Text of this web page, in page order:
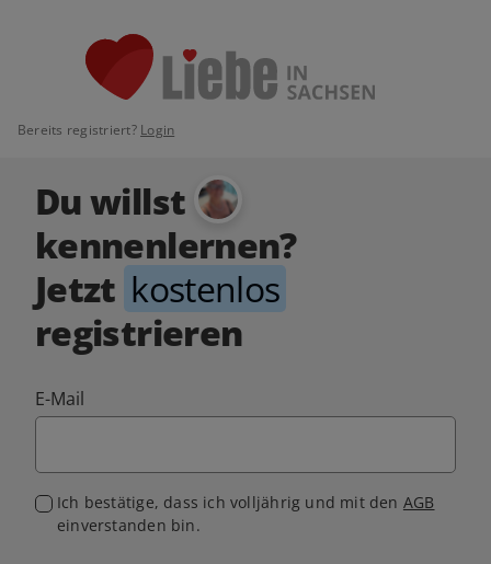
Bereits registriert? Login
Du willst
kennenlernen?
Jetzt kostenlos
registrieren
E-Mail
Ich bestätige, dass ich volljährig und mit den AGB
einverstanden bin.